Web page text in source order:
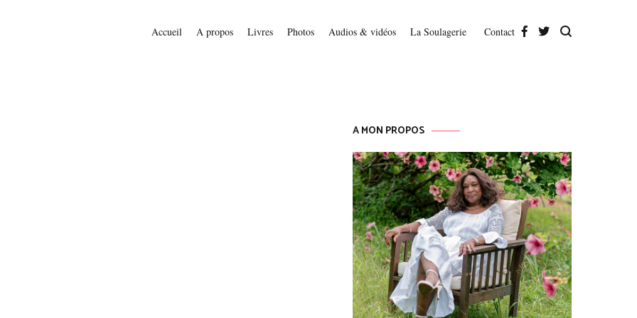
Accueil A propos Livres Photos Audios & vidéos La Soulagerie Contact
A MON PROPOS